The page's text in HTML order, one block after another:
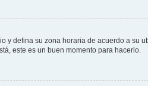
y defina su zona horaria de acuerdo a su
este es un buen momento para hacerlo.